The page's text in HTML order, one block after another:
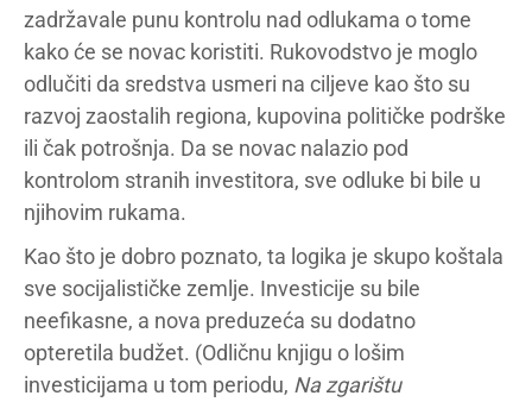
zadržavale punu kontrolu nad odlukama o tome
kako će se novac koristiti. Rukovodstvo je moglo
odlučiti da sredstva usmeri na ciljeve kao što su
razvoj zaostalih regiona, kupovina političke podrške
ili čak potrošnja. Da se novac nalazio pod
kontrolom stranih investitora, sve odluke bi bile u
njihovim rukama.
Kao što je dobro poznato, ta logika je skupo koštala
sve socijalističke zemlje. Investicije su bile
neefikasne, a nova preduzeća su dodatno
opteretila budžet. (Odličnu knjigu o lošim
investicijama u tom periodu, Na zgarištu